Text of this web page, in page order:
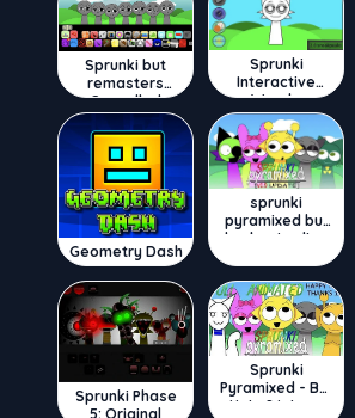
Sprunki but
remasters
Cancelled
Sprunki
Interactive
Wenda
Geometry Dash
sprunki
pyramixed but
broker is alive
Sprunki Phase
5: Original
Sprunki
Pyramixed - But
Upin & Ipin oc